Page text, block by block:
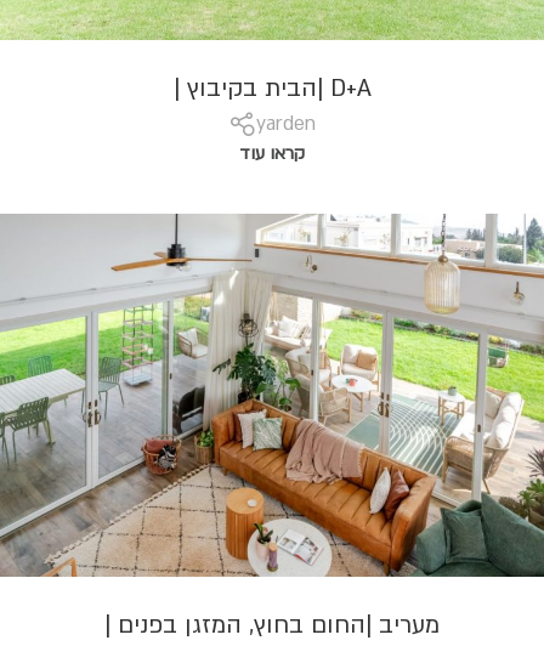
D+A |הבית בקיבוץ |
yarden
קראו עוד
מעריב |החום בחוץ, המזגן בפנים |